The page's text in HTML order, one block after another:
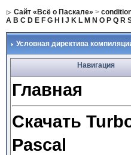
Сайт «Всё о Паскале» >
A B C D E F G H J K L M N O P Q R
Условная директива
Навигация
Главная
Скачать
Pascal